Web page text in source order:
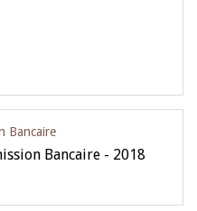
Bancaire
Bancaire - 2018